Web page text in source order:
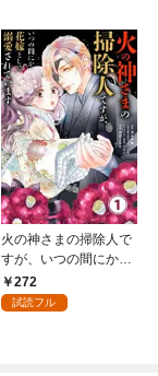
火の神さまの掃除人で
すが、いつの間にか花
嫁として溺愛されてい
ます【単話】（１）
272
試読フル